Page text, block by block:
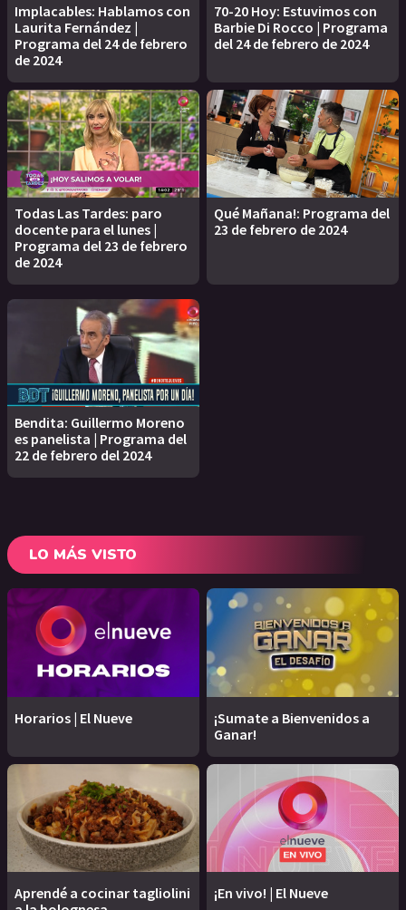
Implacables: Hablamos con
Laurita Fernández |
Programa del 24 de febrero
de 2024
70-20 Hoy: Estuvimos con
Barbie Di Rocco | Programa
del 24 de febrero de 2024
Todas Las Tardes: paro
docente para el lunes |
Programa del 23 de febrero
de 2024
Qué Mañana!: Programa del
23 de febrero de 2024
Bendita: Guillermo Moreno
es panelista | Programa del
22 de febrero del 2024
LO MÁS VISTO
Horarios | El Nueve
¡Sumate a Bienvenidos a
Ganar!
Aprendé a cocinar tagliolini
¡En vivo! | El Nueve